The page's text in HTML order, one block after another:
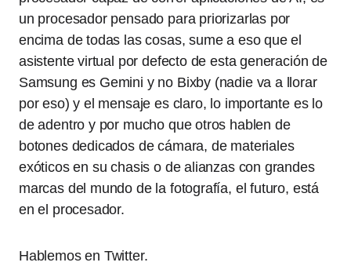
un procesador pensado para priorizarlas por
encima de todas las cosas, sume a eso que el
asistente virtual por defecto de esta generación de
Samsung es Gemini y no Bixby (nadie va a llorar
por eso) y el mensaje es claro, lo importante es lo
de adentro y por mucho que otros hablen de
botones dedicados de cámara, de materiales
exóticos en su chasis o de alianzas con grandes
marcas del mundo de la fotografía, el futuro, está
en el procesador.
Hablemos en Twitter.